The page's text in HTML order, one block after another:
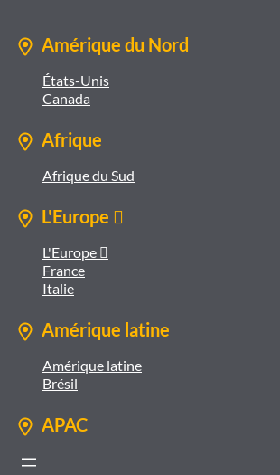
Amérique du Nord
États-Unis
Canada
Afrique
Afrique du Sud
L'Europe 
L'Europe 
France
Italie
Amérique latine
Amérique latine
Brésil
APAC